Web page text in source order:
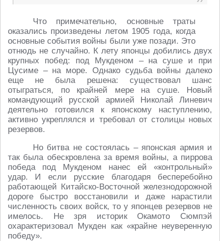
Что примечательно, основные траты
оказались произведены летом 1905 года, когда
основные события войны были уже позади. Это
отнюдь не случайно. К лету японцы добились двух
крупных побед: под Мукденом – на суше и при
Цусиме – на море. Однако судьба войны далеко
еще не была решена: существовал шанс
отыграться, по крайней мере на суше. Новый
командующий русской армией Николай Линевич
деятельно готовился к японскому наступлению,
активно укреплялся и требовал от столицы новых
резервов.
Но битва не состоялась – японская армия и
так была обескровлена за время войны, а пиррова
победа под Мукденом нанес ей «контрольный»
удар. И если русские благодаря бесперебойно
работающей Китайско-Восточной железнодорожной
дороге быстро восстановили и даже нарастили
численность своих войск, то у японцев резервов не
имелось. Не зря историк Окамото Сюмпэй
охарактеризовал Мукден как «крайне неуверенную
победу».